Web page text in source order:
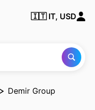
🇮🇹 IT, USD
Demir Group